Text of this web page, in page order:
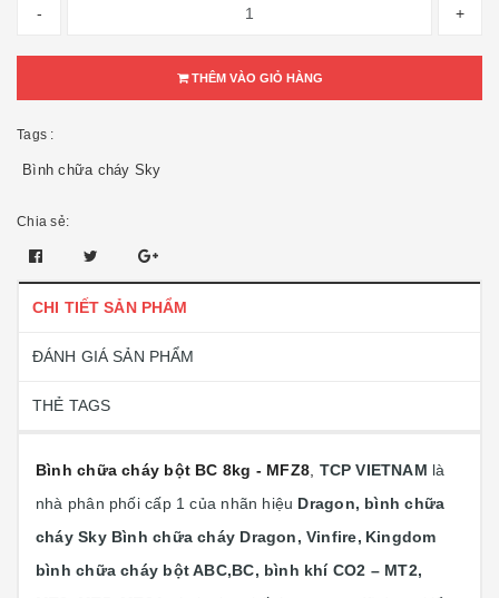
- +
THÊM VÀO GIỎ HÀNG
Tags :
Bình chữa cháy Sky
Chia sẻ:
CHI TIẾT SẢN PHẨM
ĐÁNH GIÁ SẢN PHẨM
THẺ TAGS
Bình chữa cháy bột BC 8kg - MFZ8 TCP VIETNAM là
nhà phân phối cấp 1 của nhãn hiệu Dragon, bình chữa
cháy Sky Bình chữa cháy Dragon, Vinfire, Kingdom
bình chữa cháy bột ABC,BC, bình khí CO2 – MT2,